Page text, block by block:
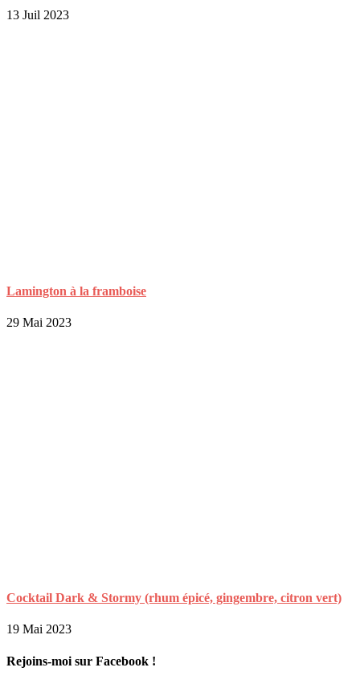
13 Juil 2023
Lamington à la framboise
29 Mai 2023
Cocktail Dark & Stormy (rhum épicé, gingembre, citron vert)
19 Mai 2023
Rejoins-moi sur Facebook !